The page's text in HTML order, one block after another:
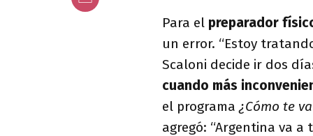
Para el preparador
un error. “Estoy
Scaloni decide ir dos
cuando más
el programa ¿Cómo te
agregó: “Argentina va